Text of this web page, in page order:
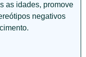
as idades, promove
negativos